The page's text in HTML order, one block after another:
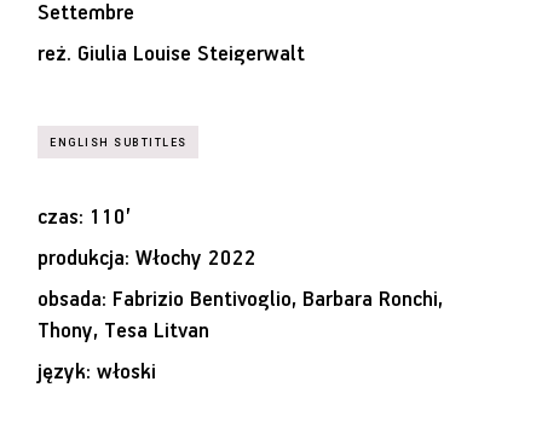
Settembre
reż. Giulia Louise Steigerwalt
czas: 110’
produkcja: Włochy 2022
obsada: Fabrizio Bentivoglio, Barbara Ronchi,
Thony, Tesa Litvan
język: włoski